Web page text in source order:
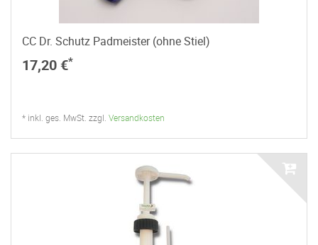
CC Dr. Schutz Padmeister (ohne Stiel)
17,20 €*
* inkl. ges. MwSt. zzgl. Versandkosten